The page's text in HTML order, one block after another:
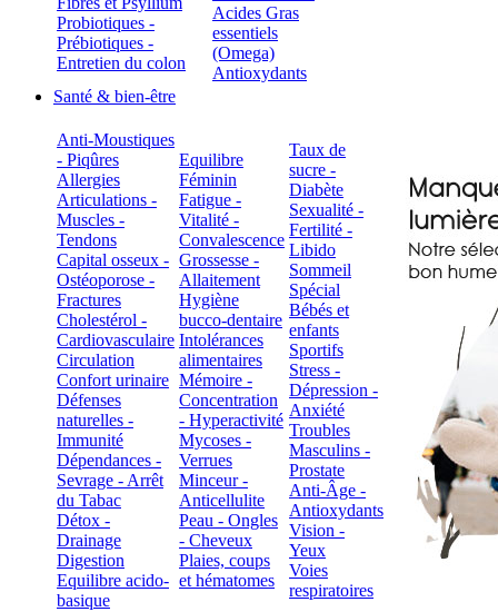
Probiotiques -
Prébiotiques -
Entretien du colon
Acides Gras
essentiels
(Omega)
Antioxydants
Santé & bien-être
Anti-Moustiques
- Piqûres
Allergies
Articulations -
Muscles -
Tendons
Capital osseux -
Ostéoporose -
Fractures
Cholestérol -
Cardiovasculaire
Circulation
Confort urinaire
Défenses
naturelles -
Immunité
Dépendances -
Sevrage - Arrêt
du Tabac
Détox -
Drainage
Digestion
Equilibre acido-
basique
Equilibre
Féminin
Fatigue -
Vitalité -
Convalescence
Grossesse -
Allaitement
Hygiène
bucco-dentaire
Intolérances
alimentaires
Mémoire -
Concentration
- Hyperactivité
Mycoses -
Verrues
Minceur -
Anticellulite
Peau - Ongles
- Cheveux
Plaies, coups
et hématomes
Taux de
sucre -
Diabète
Sexualité -
Fertilité -
Libido
Sommeil
Spécial
Bébés et
enfants
Sportifs
Stress -
Dépression -
Anxiété
Troubles
Masculins -
Prostate
Anti-Âge -
Antioxydants
Vision -
Yeux
Voies
respiratoires